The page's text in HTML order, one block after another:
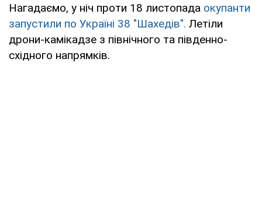
Нагадаємо, у ніч проти 18 листопада окупанти
запустили по Україні 38 "Шахедів". Летіли
дрони-камікадзе з північного та південно-
східного напрямків.